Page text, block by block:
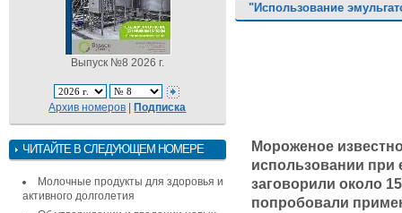
Выпуск №8 2026 г.
Архив номеров |Подписка
ЧИТАЙТЕ В СЛЕДУЮЩЕМ НОМЕРЕ
Молочные продукты для здоровья и
активного долголетия
"Использование
Мороженое
использовании при
заговорили около
попробовали